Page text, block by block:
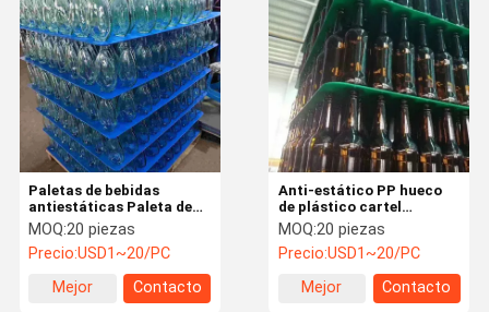
Paletas de bebidas
antiestáticas Paleta de
bebidas impermeables
embotelladas
personalizadas
MOQ:20 piezas
Precio:USD1~20/PC
Mejor
Contacto
Anti-estático PP hueco
de plástico cartel
ondulado hoja bebidas
botella impermeable
tablero de paletas
MOQ:20 piezas
Precio:USD1~20/PC
Mejor
Contacto